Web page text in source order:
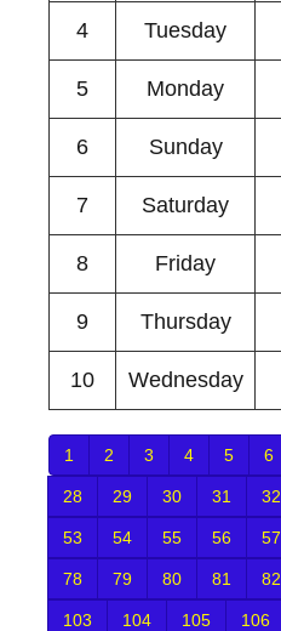
4 Tuesday
5 Monday
6 Sunday
7 Saturday
8 Friday
9 Thursday
10 Wednesday
1 2 3 4 5 6
28 29 30 31 32
53 54 55 56 57
78 79 80 81 82
103 104 105 106